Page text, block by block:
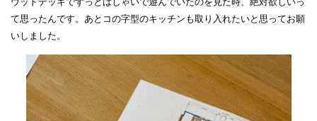
て思ったんです。あとコの字型のキッチンも取り入れたいと思ってお願
いしました。